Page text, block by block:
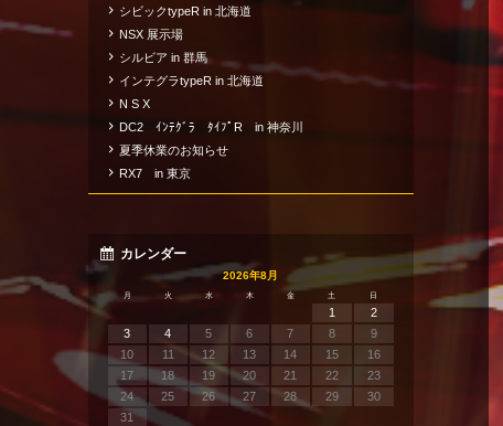
シビックtypeR in 北海道
NSX 展示場
シルビア in 群馬
インテグラtypeR in 北海道
N S X
DC2 ｲﾝﾃｸﾞﾗ ﾀｲﾌﾟR in 神奈川
夏季休業のお知らせ
RX7 in 東京
カレンダー
2026年8月
月 火 水 木 金 土 日
1
2
3
4 5 6 7 8
9
10
11 12 13 14 15
16
17
18 19 20 21 22
23
24
25 26 27 28 29
30
31